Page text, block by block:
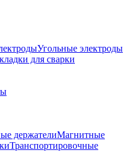
Угольные электроды
для сварки
Магнитные
Транспортировочные